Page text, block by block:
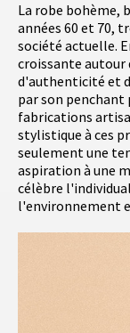
La robe bohème,
années 60 et 70,
société actuelle.
croissante autour
d'authenticité et
par son
fabrications
stylistique à ces
seulement une
aspiration à une
célèbre
l'environnement